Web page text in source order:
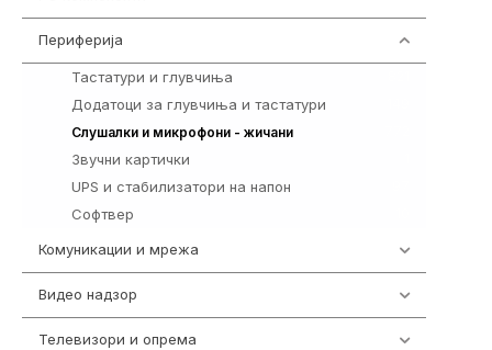
Периферија
Тастатури и глувчиња
Додатоци за глувчиња и тастатури
Слушалки и микрофони - жичани
Звучни картички
UPS и стабилизатори на напон
Софтвер
Комуникации и мрежа
Видео надзор
Телевизори и опрема